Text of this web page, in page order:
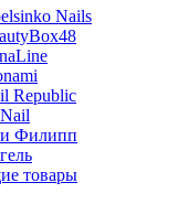
Nails
Republic
Филипп
товары